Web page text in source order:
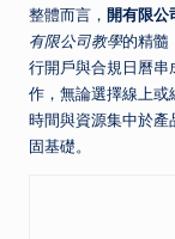
整體而言， 開有限公
有限公司教學的精髓
行開戶與合規日曆
作，無論選擇線上
時間與資源集中於
固基礎。